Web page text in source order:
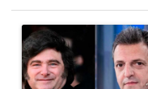
Un artículo de tendencia